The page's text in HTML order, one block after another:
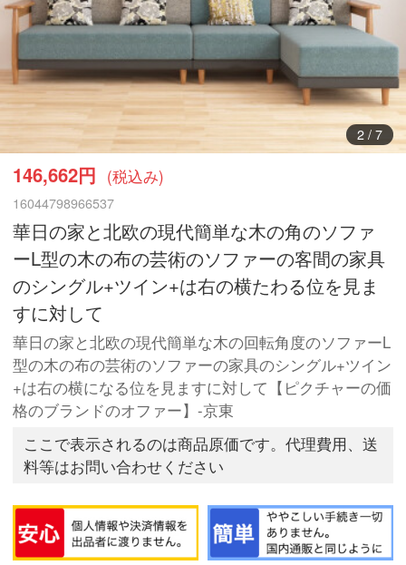
3/ 7
146,662円 (税込み)
16044798966537
華日の家と北欧の現代簡単な木の角のソファ
ーL型の木の布の芸術のソファーの客間の家具
のシングル+ツイン+は右の横たわる位を見ま
すに対して
華日の家と北欧の現代簡単な木の回転角度のソファーL
型の木の布の芸術のソファーの家具のシングル+ツイン
+は右の横になる位を見ますに対して【ピクチャーの価
格のブランドのオファー】-京東
ここで表示されるのは商品原価です。代理費用、送
料等はお問い合わせください